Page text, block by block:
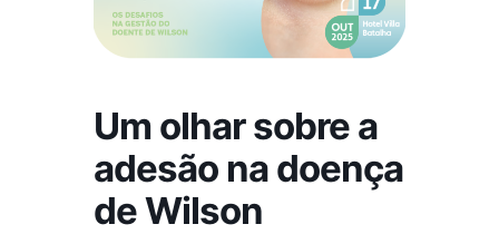
Um olhar sobre a
adesão na doença
de Wilson